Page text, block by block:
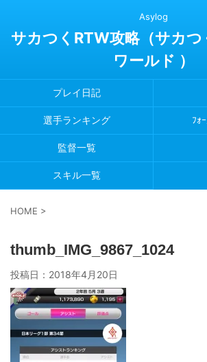
Asylog
サカつくRTW攻略（サカつ
ワールド ）
プレイ日記
選手ランキング ﾌｫ
監督一覧
スキル一覧
HOME >
thumb_IMG_9867_1024
投稿日： 2018年4月20日